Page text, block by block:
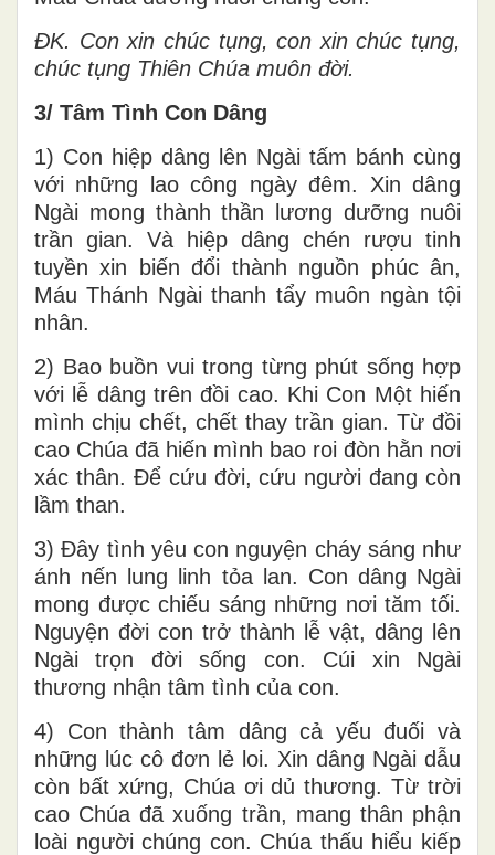
ĐK. Con xin chúc tụng, con xin chúc tụng,
chúc tụng Thiên Chúa muôn đời.
3/ Tâm Tình Con Dâng
1) Con hiệp dâng lên Ngài tấm bánh cùng
với những lao công ngày đêm. Xin dâng
Ngài mong thành thần lương dưỡng nuôi
trần gian. Và hiệp dâng chén rượu tinh
tuyền xin biến đổi thành nguồn phúc ân,
Máu Thánh Ngài thanh tẩy muôn ngàn tội
nhân.
2) Bao buồn vui trong từng phút sống hợp
với lễ dâng trên đồi cao. Khi Con Một hiến
mình chịu chết, chết thay trần gian. Từ đồi
cao Chúa đã hiến mình bao roi đòn hằn nơi
xác thân. Để cứu đời, cứu người đang còn
lầm than.
3) Đây tình yêu con nguyện cháy sáng như
ánh nến lung linh tỏa lan. Con dâng Ngài
mong được chiếu sáng những nơi tăm tối.
Nguyện đời con trở thành lễ vật, dâng lên
Ngài trọn đời sống con. Cúi xin Ngài
thương nhận tâm tình của con.
4) Con thành tâm dâng cả yếu đuối và
những lúc cô đơn lẻ loi. Xin dâng Ngài dẫu
còn bất xứng, Chúa ơi dủ thương. Từ trời
cao Chúa đã xuống trần, mang thân phận
loài người chúng con. Chúa thấu hiểu kiếp